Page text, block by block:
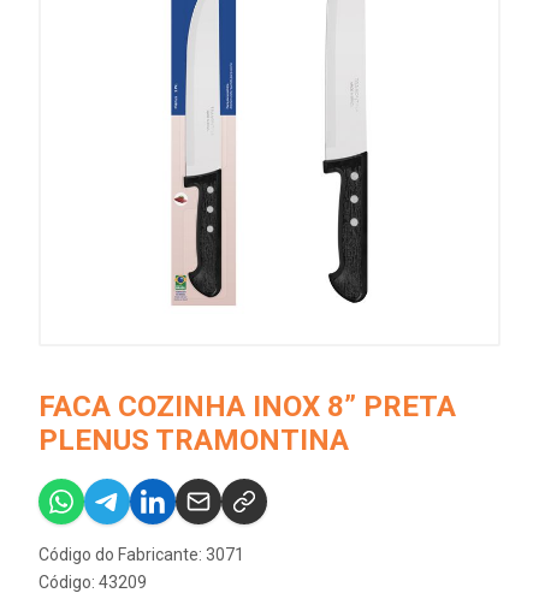
FACA COZINHA INOX 8” PRETA
PLENUS TRAMONTINA
Código do Fabricante: 3071
Código: 43209